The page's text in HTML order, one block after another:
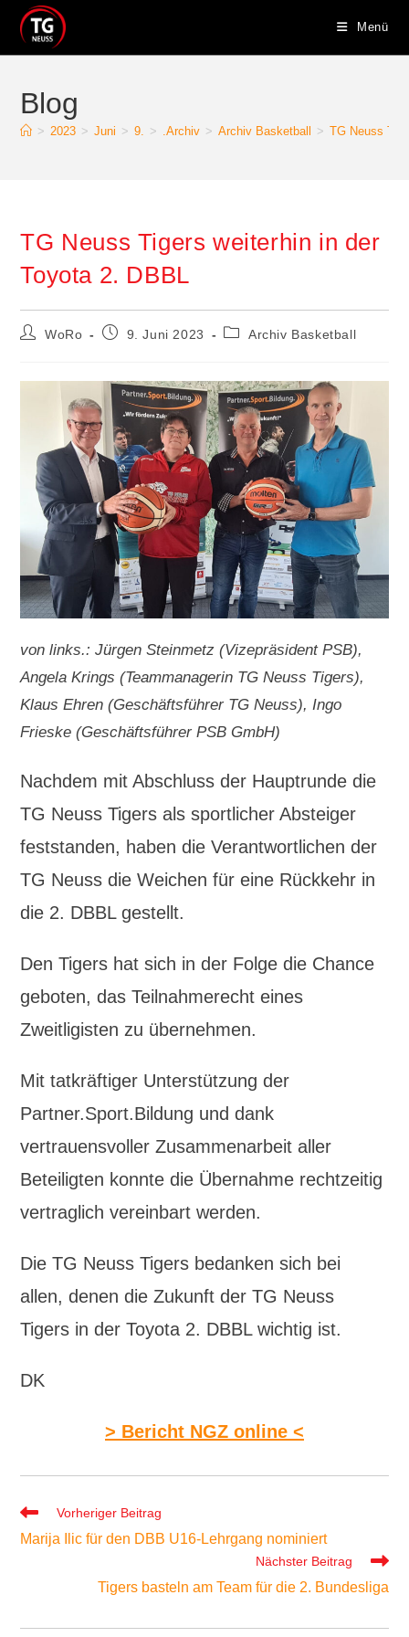
Inhalt
springen
Menü
Blog
> 2023 > Juni > 9. > .Archiv > Archiv Basketball > TG Neuss
TG Neuss Tigers weiterhin in der
Toyota 2. DBBL
Beitrags-
WoRo
Beitrag9. Juni 2023
Beitrags-
Archiv Basketball
von links.: Jürgen Steinmetz (Vizepräsident PSB),
Angela Krings (Teammanagerin TG Neuss Tigers),
Klaus Ehren (Geschäftsführer TG Neuss), Ingo
Frieske (Geschäftsführer PSB GmbH)
Nachdem mit Abschluss der Hauptrunde die
TG Neuss Tigers als sportlicher Absteiger
feststanden, haben die Verantwortlichen der
TG Neuss die Weichen für eine Rückkehr in
die 2. DBBL gestellt.
Den Tigers hat sich in der Folge die Chance
geboten, das Teilnahmerecht eines
Zweitligisten zu übernehmen.
Mit tatkräftiger Unterstützung der
Partner.Sport.Bildung und dank
vertrauensvoller Zusammenarbeit aller
Beteiligten konnte die Übernahme rechtzeitig
vertraglich vereinbart werden.
Die TG Neuss Tigers bedanken sich bei
allen, denen die Zukunft der TG Neuss
Tigers in der Toyota 2. DBBL wichtig ist.
DK
> Bericht NGZ online <
Weitere
ansehen
Vorheriger Beitrag
Marija Ilic für den DBB U16-Lehrgang nominiert
Nächster Beitrag
Tigers basteln am Team für die 2. Bundesliga